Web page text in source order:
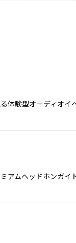
体験型オーディオ
アムヘッドホンガ